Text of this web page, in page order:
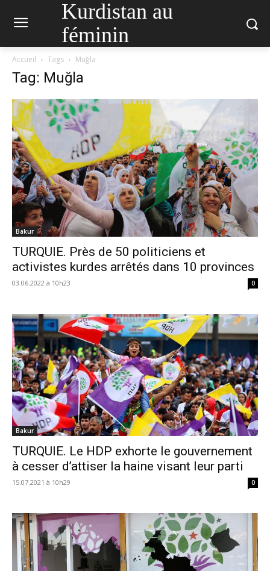
Kurdistan au
féminin
Accueil Tags Muğla
Tag: Muğla
Bakur
TURQUIE. Près de 50 politiciens et
activistes kurdes arrêtés dans 10 provinces
03.06.2022 à 10h23 0
Bakur
TURQUIE. Le HDP exhorte le gouvernement
à cesser d’attiser la haine visant leur parti
15.07.2021 à 10h29 0